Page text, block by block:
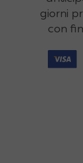
giorni
con